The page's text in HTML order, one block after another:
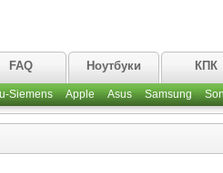
FAQ Ноутбуки КПК
Siemens Apple Asus Samsung